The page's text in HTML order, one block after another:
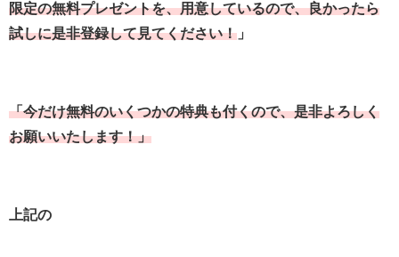
限定の無料プレゼントを、用意しているので、良かったら
試しに是非登録して見てください！ 」
「今だけ無料のいくつかの特典も付くので、是非よろしく
お願いいたします！」
上記の